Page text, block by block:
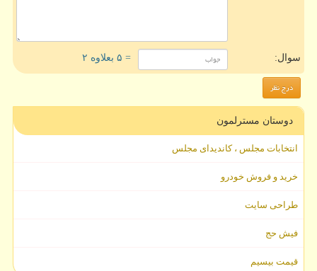
سوال: = ۵ بعلاوه ۲
دوستان مسترلمون
انتخابات مجلس ، کاندیدای مجلس
خرید و فروش خودرو
طراحی سایت
فیش حج
قیمت بیسیم